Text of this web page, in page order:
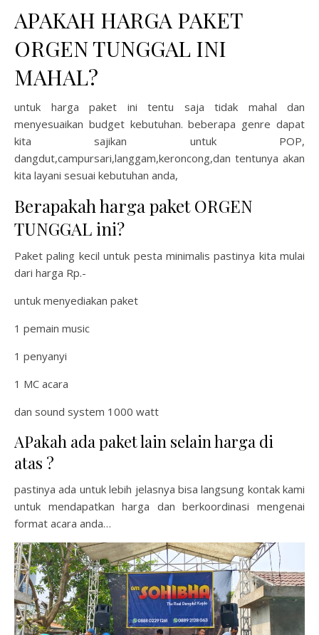
APAKAH HARGA PAKET
ORGEN TUNGGAL INI
MAHAL?
untuk harga paket ini tentu saja tidak mahal dan
menyesuaikan budget kebutuhan. beberapa genre dapat
kita sajikan untuk POP,
dangdut,campursari,langgam,keroncong,dan tentunya akan
kita layani sesuai kebutuhan anda,
Berapakah harga paket ORGEN
TUNGGAL ini?
Paket paling kecil untuk pesta minimalis pastinya kita mulai
dari harga Rp.-
untuk menyediakan paket
1 pemain music
1 penyanyi
1 MC acara
dan sound system 1000 watt
APakah ada paket lain selain harga di
atas ?
pastinya ada untuk lebih jelasnya bisa langsung kontak kami
untuk mendapatkan harga dan berkoordinasi mengenai
format acara anda…